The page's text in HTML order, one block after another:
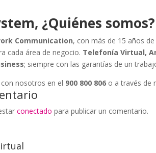
¿Quiénes somos?
Communication, con más de 15 años
cada área de negocio. Telefonía Virtual,
; siempre con las garantías de un
nosotros en el 900 800 806 o a través de
conectado para publicar un comentario.